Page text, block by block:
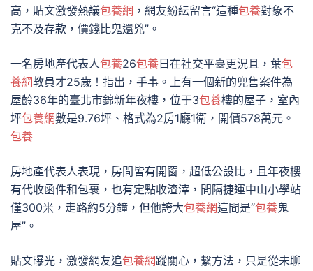
高，貼文激發熱議包養網 ，網友紛紜留言“這種包養對象不
克不及存款，價錢比鬼還兇”。
一名房地產代表人包養26包養 日在社交平臺更況且，葉包
養網教員才25歲！指出，手事。上有一個新的兜售案件為
屋齡36年的臺北市錦新年夜樓，位于3包養樓的屋子，室內
坪包養網數是9.76坪、格式為2房1廳1衛，開價578萬元。
包養
房地產代表人表現，房間皆有開窗，超低公設比，且年夜樓
有代收函件和包裹，也有定點收渣滓，間隔捷運中山小學站
僅300米，走路約5分鐘，但他誇大包養網這間是“包養鬼
屋”。
貼文曝光，激發網友追包養網蹤關心，繫方法，只是從未聊